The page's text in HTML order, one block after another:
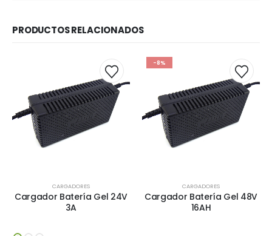
PRODUCTOS RELACIONADOS
CARGADORES
Cargador Batería Gel 24V
3A
-8%
CARGADORES
Cargador Batería Gel 48V
16AH